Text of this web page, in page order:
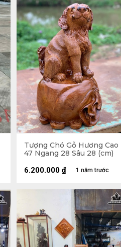
Tượng Chó Gỗ Hương Cao
47 Ngang 28 Sâu 28 (cm)
1 năm trước
6.200.000 ₫